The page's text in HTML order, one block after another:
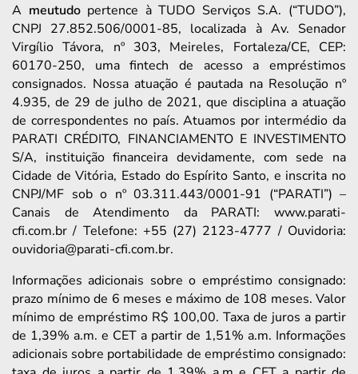
A meutudopertence à TUDO Serviços S.A. (“TUDO”),
CNPJ 27.852.506/0001-85, localizada à Av. Senador
Virgílio Távora, nº 303, Meireles, Fortaleza/CE, CEP:
60170-250, uma fintech de acesso a empréstimos
consignados. Nossa atuação é pautada na Resolução nº
4.935, de 29 de julho de 2021, que disciplina a atuação
de correspondentes no país. Atuamos por intermédio da
PARATI CRÉDITO, FINANCIAMENTO E INVESTIMENTO
S/A, instituição financeira devidamente, com sede na
Cidade de Vitória, Estado do Espírito Santo, e inscrita no
CNPJ/MF sob o nº 03.311.443/0001-91 (“PARATI”) –
Canais de Atendimento da PARATI: www.parati-
cfi.com.br / Telefone: +55 (27) 2123-4777 / Ouvidoria:
ouvidoria@parati-cfi.com.br.
Informações adicionais sobre o empréstimo consignado:
prazo mínimo de 6 meses e máximo de 108 meses. Valor
mínimo de empréstimo R$ 100,00. Taxa de juros a partir
de 1,39% a.m. e CET a partir de 1,51% a.m. Informações
adicionais sobre portabilidade de empréstimo consignado: